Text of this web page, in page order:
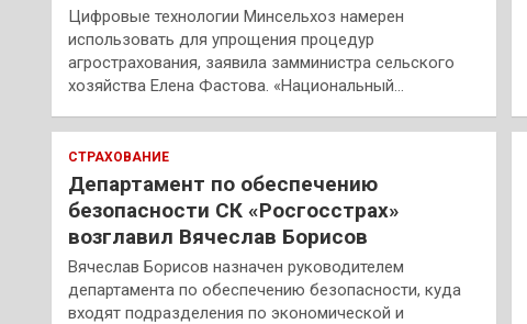
Цифровые технологии Минсельхоз намерен
использовать для упрощения процедур
агрострахования, заявила замминистра сельского
хозяйства Елена Фастова. «Национальный…
СТРАХОВАНИЕ
Департамент по обеспечению
безопасности СК «Росгосстрах»
возглавил Вячеслав Борисов
Вячеслав Борисов назначен руководителем
департамента по обеспечению безопасности, куда
входят подразделения по экономической и